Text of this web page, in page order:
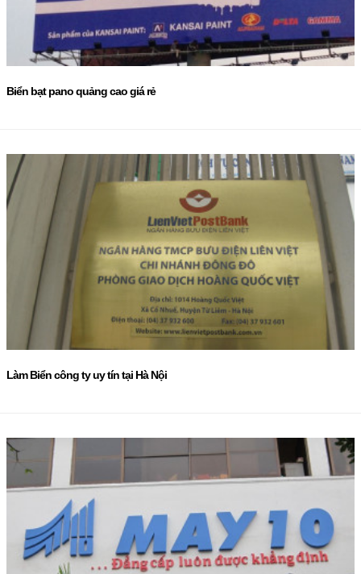
Biển bạt pano quảng cao giá rẻ
Làm Biển công ty uy tín tại Hà Nội